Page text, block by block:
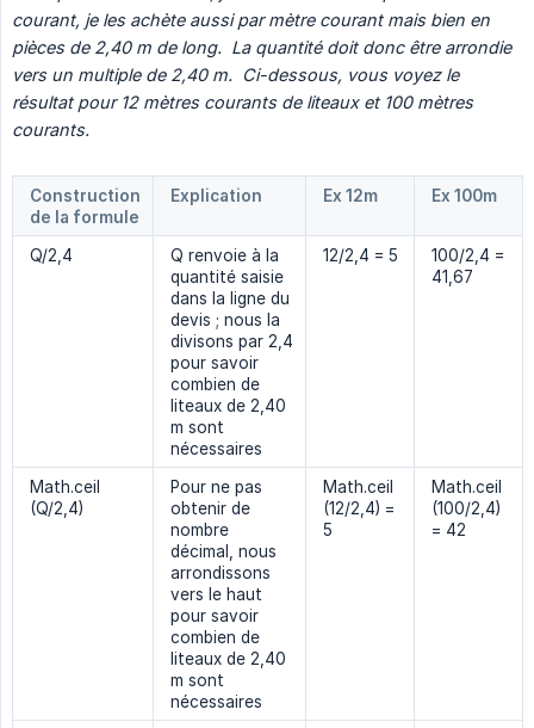
courant, je les achète aussi par mètre courant mais bien en
pièces de 2,40 m de long.  La quantité doit donc être arrondie
vers un multiple de 2,40 m.  Ci-dessous, vous voyez le
résultat pour 12 mètres courants de liteaux et 100 mètres
courants.
Construction
de la formule
Explication Ex 12m Ex 100m
Q/2,4
Q renvoie à la
quantité saisie
dans la ligne du
devis ; nous la
divisons par 2,4
pour savoir
combien de
liteaux de 2,40
m sont
nécessaires
12/2,4 = 5
100/2,4 =
41,67
Math.ceil
(Q/2,4)
Pour ne pas
obtenir de
nombre
décimal, nous
arrondissons
vers le haut
pour savoir
combien de
liteaux de 2,40
m sont
nécessaires
Math.ceil
(12/2,4) =
5
Math.ceil
(100/2,4)
= 42